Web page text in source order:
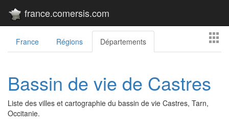
france.comersis.com
France Régions Départements
Bassin de vie de Castres
Liste des villes et cartographie du bassin de vie Castres, Tarn,
Occitanie.